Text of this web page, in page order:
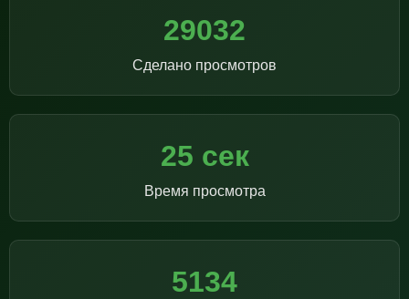
29032
Сделано просмотров
25 сек
Время просмотра
5134